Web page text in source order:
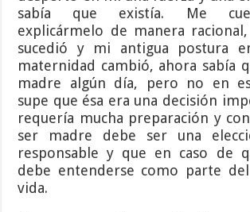
sabía que existía. Me
explicármelo de manera
sucedió y mi antigua postura
maternidad cambió, ahora sabía
madre algún día, pero no en
supe que ésa era una decisión
requería mucha preparación y
ser madre debe ser una
responsable y que en caso de
debe entenderse como parte
vida.